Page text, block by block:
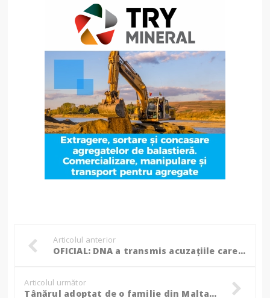
Articolul anterior
OFICIAL: DNA a transmis acuzațiile care i se aduc șefului Armatei Române!
Articolul următor
Tânărul adoptat de o familie din Malta își caută familia din Botoșani: „Mi-aș dori extrem de mult să o cunosc pe cea care mi-a dat viață”